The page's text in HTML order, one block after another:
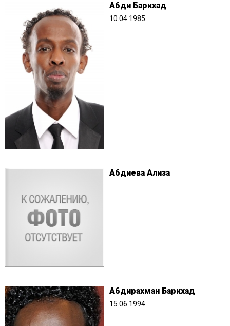
Абди Баркхад
10.04.1985
Абдиева Ализа
Абдирахман Баркхад
15.06.1994